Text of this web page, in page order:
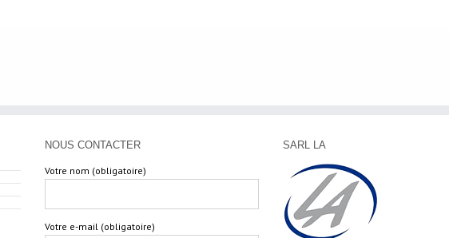
NOUS CONTACTER
Votre nom (obligatoire)
Votre e-mail (obligatoire)
SARL LA